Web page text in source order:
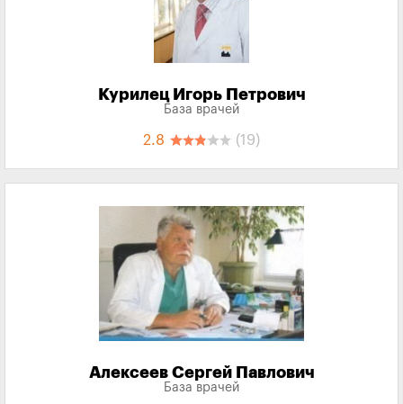
Курилец Игорь Петрович
База врачей
2.8 (19)
Алексеев Сергей Павлович
База врачей